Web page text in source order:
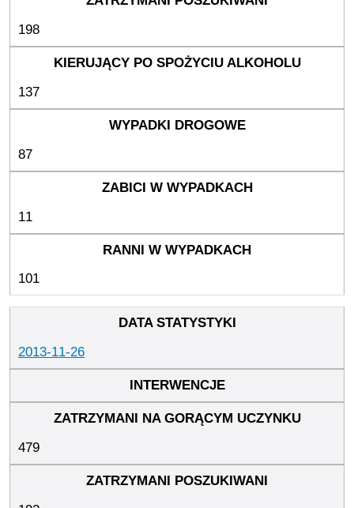
198
137
87
11
101
2013-11-26
479